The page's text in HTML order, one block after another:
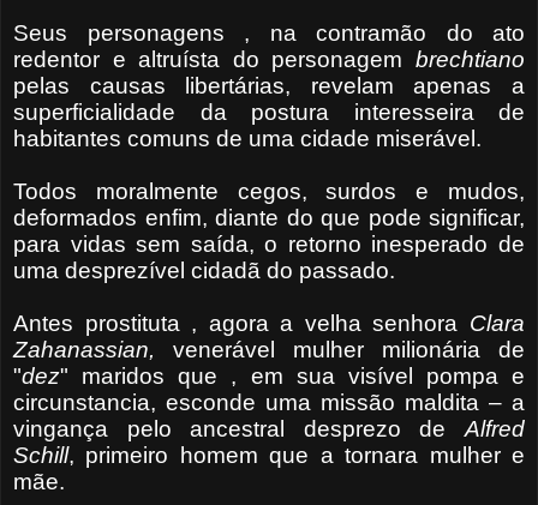
Seus personagens , na contramão do ato
redentor e altruísta do personagem brechtiano
pelas causas libertárias, revelam apenas a
superficialidade da postura interesseira de
habitantes comuns de uma cidade miserável.
Todos moralmente cegos, surdos e mudos,
deformados enfim, diante do que pode significar,
para vidas sem saída, o retorno inesperado de
uma desprezível cidadã do passado.
Antes prostituta , agora a velha senhora Clara
Zahanassian, venerável mulher milionária de
"dez" maridos que , em sua visível pompa e
circunstancia, esconde uma missão maldita – a
vingança pelo ancestral desprezo deAlfred
Schill, primeiro homem que a tornara mulher e
mãe.